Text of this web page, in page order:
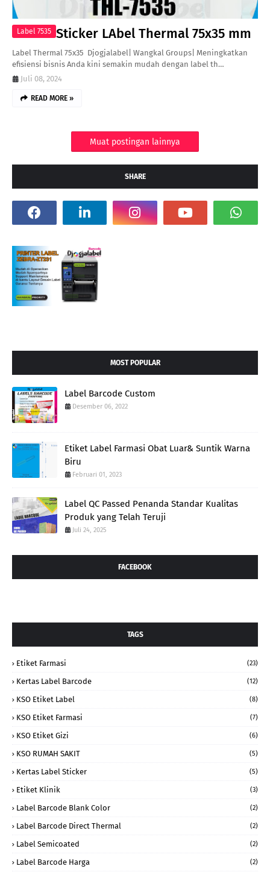
Label 7535 Sticker LAbel Thermal 75x35 mm
Label Thermal 75x35 Djogjalabel| Wangkal Groups| Meningkatkan
efisiensi bisnis Anda kini semakin mudah dengan label th…
Juli 08, 2024
READ MORE »
Muat postingan lainnya
SHARE
MOST POPULAR
Label Barcode Custom
Desember 06, 2022
Etiket Label Farmasi Obat Luar& Suntik Warna
Biru
Februari 01, 2023
Label QC Passed Penanda Standar Kualitas
Produk yang Telah Teruji
Juli 24, 2025
FACEBOOK
TAGS
Etiket Farmasi (23)
Kertas Label Barcode (12)
KSO Etiket Label (8)
KSO Etiket Farmasi (7)
KSO Etiket Gizi (6)
KSO RUMAH SAKIT (5)
Kertas Label Sticker (5)
Etiket Klinik (3)
Label Barcode Blank Color (2)
Label Barcode Direct Thermal (2)
Label Semicoated (2)
Label Barcode Harga (2)